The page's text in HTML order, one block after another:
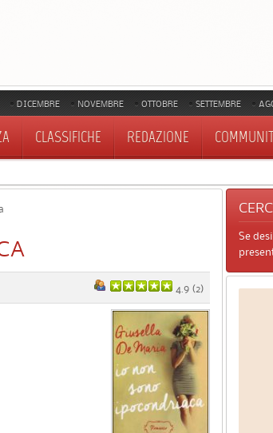
DICEMBRE NOVEMBRE OTTOBRE SETTEMBRE
CLASSIFICHE REDAZIONE
4.9 (2)
Se